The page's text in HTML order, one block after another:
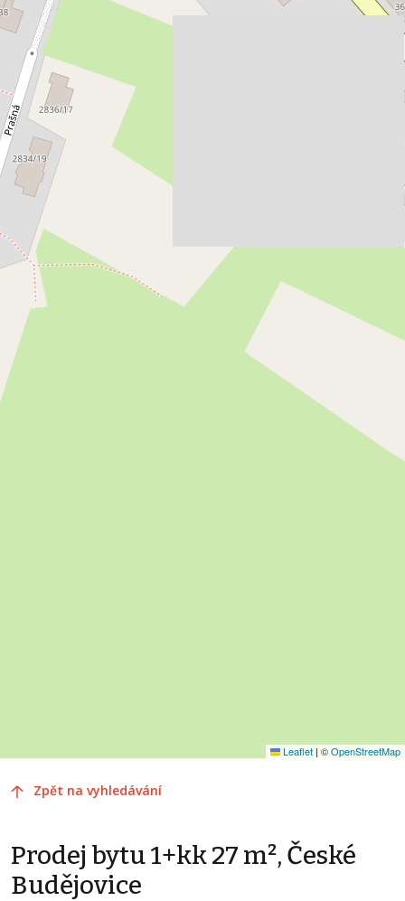
Leaflet | ©OpenStreetMap
Zpět na vyhledávání
Prodej bytu 1+kk 27 m², České
Budějovice